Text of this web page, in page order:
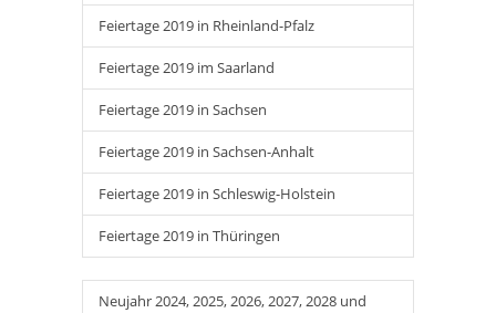
Feiertage 2019 in Rheinland-Pfalz
Feiertage 2019 im Saarland
Feiertage 2019 in Sachsen
Feiertage 2019 in Sachsen-Anhalt
Feiertage 2019 in Schleswig-Holstein
Feiertage 2019 in Thüringen
Neujahr 2024, 2025, 2026, 2027, 2028 und